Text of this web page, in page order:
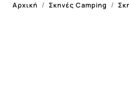
Αρχική Σκηνές Camping